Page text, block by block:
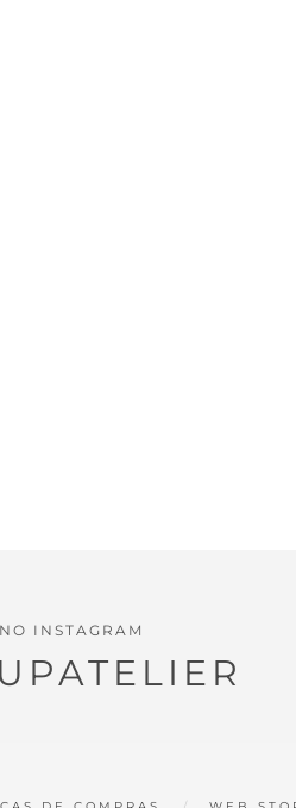
INSTAGRAM